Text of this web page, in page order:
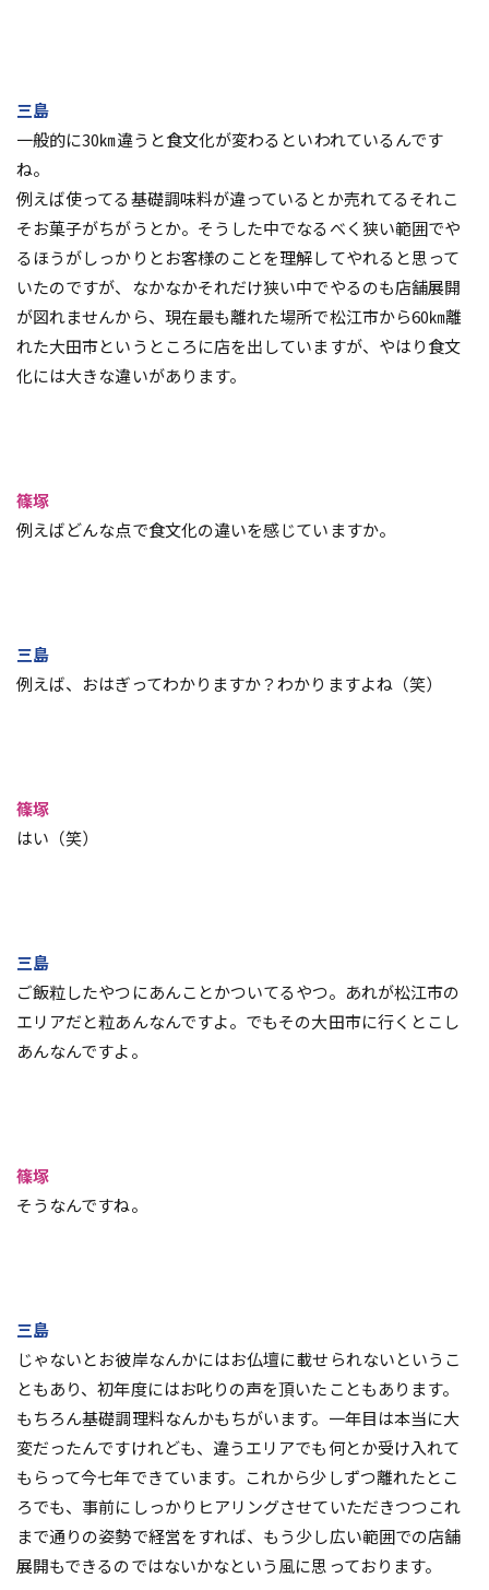
三島
一般的に30㎞違うと食文化が変わるといわれているんです
ね。
例えば使ってる基礎調味料が違っているとか売れてるそれこ
そお菓子がちがうとか。そうした中でなるべく狭い範囲でや
るほうがしっかりとお客様のことを理解してやれると思って
いたのですが、なかなかそれだけ狭い中でやるのも店舗展開
が図れませんから、現在最も離れた場所で松江市から60㎞離
れた大田市というところに店を出していますが、やはり食文
化には大きな違いがあります。
篠塚
例えばどんな点で食文化の違いを感じていますか。
三島
例えば、おはぎってわかりますか？わかりますよね（笑）
篠塚
はい（笑）
三島
ご飯粒したやつにあんことかついてるやつ。あれが松江市の
エリアだと粒あんなんですよ。でもその大田市に行くとこし
あんなんですよ。
篠塚
そうなんですね。
三島
じゃないとお彼岸なんかにはお仏壇に載せられないというこ
ともあり、初年度にはお叱りの声を頂いたこともあります。
もちろん基礎調理料なんかもちがいます。一年目は本当に大
変だったんですけれども、違うエリアでも何とか受け入れて
もらって今七年できています。これから少しずつ離れたとこ
ろでも、事前にしっかりヒアリングさせていただきつつこれ
まで通りの姿勢で経営をすれば、もう少し広い範囲での店舗
展開もできるのではないかなという風に思っております。